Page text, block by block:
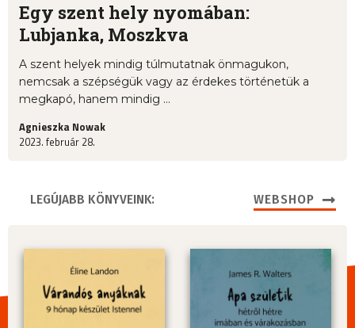
Egy szent hely nyomában:
Lubjanka, Moszkva
A szent helyek mindig túlmutatnak önmagukon,
nemcsak a szépségük vagy az érdekes történetük a
megkapó, hanem mindig ...
Agnieszka Nowak
2023. február 28.
LEGÚJABB KÖNYVEINK: WEBSHOP